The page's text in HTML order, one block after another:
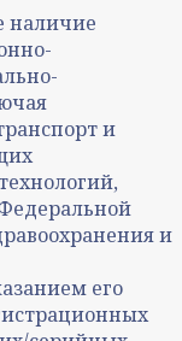
наличие
и
и
его